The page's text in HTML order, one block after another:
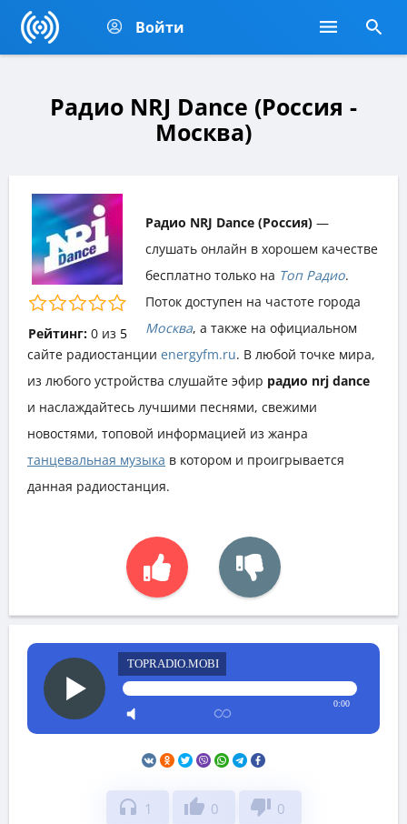
Войти
Радио NRJ Dance (Россия -
Москва)
Рейтинг: 0из 5
Радио NRJ Dance (Россия) —
слушать онлайн в хорошем качестве
бесплатно только на Топ Радио.
Поток доступен на частоте города
Москва, а также на официальном
сайте радиостанции energyfm.ru. В любой точке мира,
из любого устройства слушайте эфир радио nrj dance
и наслаждайтесь лучшими песнями, свежими
новостями, топовой информацией из жанра
танцевальная музыка в котором и проигрывается
данная радиостанция.
TOPRADIO.MOBI
0:00
headphones 1 thumb_up 0 thumb_down 0